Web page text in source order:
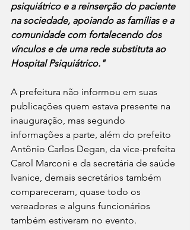
psiquiátrico e a reinserção do paciente
na sociedade, apoiando as famílias e a
comunidade com fortalecendo dos
vínculos e de uma rede substituta ao
Hospital Psiquiátrico."
A prefeitura não informou em suas
publicações quem estava presente na
inauguração, mas segundo
informações a parte, além do prefeito
Antônio Carlos Degan, da vice-prefeita
Carol Marconi e da secretária de saúde
Ivanice, demais secretários também
compareceram, quase todo os
vereadores e alguns funcionários
também estiveram no evento.